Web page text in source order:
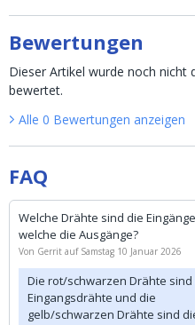
Bewertungen
Dieser Artikel wurde noch nicht
bewertet.
Alle 0 Bewertungen anzeigen
FAQ
Welche Drähte sind die
welche die Ausgänge?
Von Gerrit auf Samstag 10 Januar 2026
Die rot/schwarzen Drähte sind
Eingangsdrähte und die
gelb/schwarzen Drähte sind